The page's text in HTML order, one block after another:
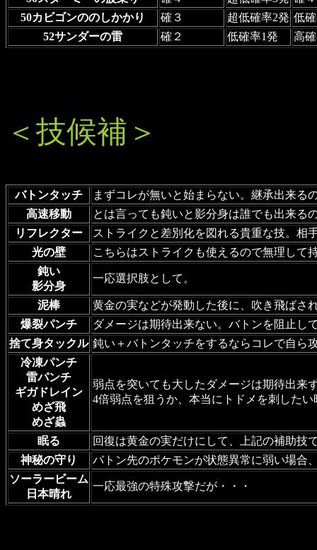
50カビゴンののしかかり
確３ 超低確率2発 低
52サンダーの雷
確２ 低確率1発 高
＜技候補＞
バトンタッチ
まずコレが無いと始まらない。継承出来る
高速移動
とは言っても鈍いと影分身は誰でも出来る
リフレクター
ストライクと差別化を図れる貴重な技。相
光の壁
こちらはストライクも使えるので無理して
鈍い
影分身
一応選択肢として。
泥棒
黄金の実などが発動した後に、吹き飛ばさ
爆裂パンチ
ダメージは期待出来ない。バトンを阻止し
捨て身タックル 鈍い＋バトンタッチをするならコレで自ら
冷凍パンチ
雷パンチ
ギガドレイン
めざ飛
めざ蟲
弱点を突いても大したダメージは期待出来
4倍弱点を狙うか、本当にトドメを刺した
眠る
回復は黄金の実だけにして、上記の補助技
神秘の守り
バトン先のポケモンが状態異常に弱い場合
ソーラービーム
日本晴れ
一応最強の特殊攻撃だが・・・